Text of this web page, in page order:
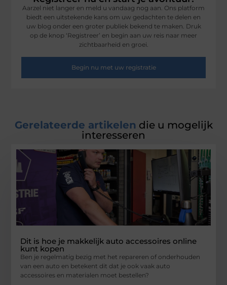
Aarzel niet langer en meld u vandaag nog aan. Ons platform
biedt een uitstekende kans om uw gedachten te delen en
uw blog onder een groter publiek bekend te maken. Druk
op de knop ‘Registreer’ en begin aan uw reis naar meer
zichtbaarheid en groei.
Begin nu met uw registratie
Gerelateerde artikelen die u mogelijk
interesseren
Dit is hoe je makkelijk auto accessoires online
kunt kopen
Ben je regelmatig bezig met het repareren of onderhouden
van een auto en betekent dit dat je ook vaak auto
accessoires en materialen moet bestellen?